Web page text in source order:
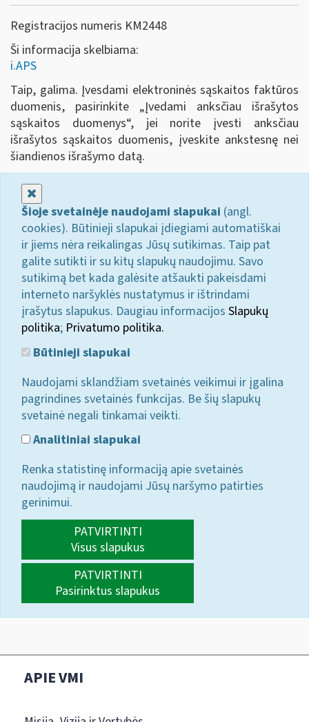
Registracijos numeris KM2448
Ši informacija skelbiama:
i.APS
Taip, galima. Įvesdami elektroninės sąskaitos faktūros
duomenis, pasirinkite „Įvedami anksčiau išrašytos
sąskaitos duomenys“, jei norite įvesti anksčiau
išrašytos sąskaitos duomenis, įveskite ankstesnę nei
šiandienos išrašymo datą.
Šioje svetainėje naudojami slapukai (angl.
cookies). Būtinieji slapukai įdiegiami automatiškai
ir jiems nėra reikalingas Jūsų sutikimas. Taip pat
galite sutikti ir su kitų slapukų naudojimu. Savo
sutikimą bet kada galėsite atšaukti pakeisdami
interneto naršyklės nustatymus ir ištrindami
įrašytus slapukus. Daugiau informacijos Slapukų
politika; Privatumo politika.
Būtinieji slapukai
Naudojami sklandžiam svetainės veikimui ir įgalina
pagrindines svetainės funkcijas. Be šių slapukų
svetainė negali tinkamai veikti.
Analitiniai slapukai
Renka statistinę informaciją apie svetainės
naudojimą ir naudojami Jūsų naršymo patirties
gerinimui.
PATVIRTINTI
Visus slapukus
PATVIRTINTI
Pasirinktus slapukus
APIE VMI